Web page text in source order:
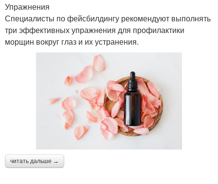
Упражнения
Специалисты по фейсбилдингу рекомендуют выполнять
три эффективных упражнения для профилактики
морщин вокруг глаз и их устранения.
читать дальше →